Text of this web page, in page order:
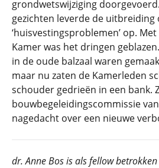
grondwetswijziging
gezichten leverde de uitbreiding
‘huisvestingsproblemen’ op.
Kamer was het dringen
in de oude balzaal waren
maar nu zaten de Kamerleden
schouder gedrieën in een bank.
bouwbegeleidingscommissie
nagedacht over een nieuwe
dr. Anne Bos is als fellow